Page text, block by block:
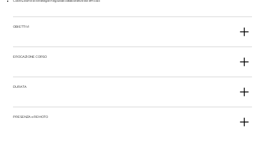
OBIETTIVI
EROGAZIONE CORSO
DURATA
PRESENZA o REMOTO